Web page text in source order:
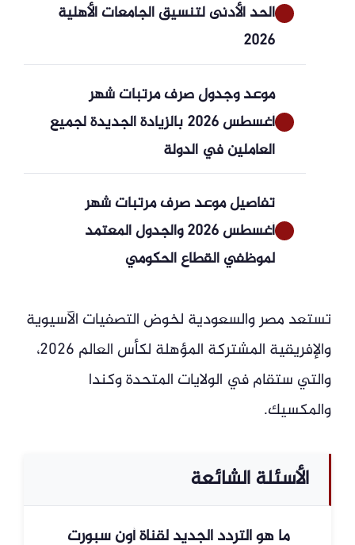
الحد الأدنى لتنسيق الجامعات الأهلية
2026
موعد وجدول صرف مرتبات شهر
أغسطس 2026 بالزيادة الجديدة لجميع
العاملين في الدولة
تفاصيل موعد صرف مرتبات شهر
أغسطس 2026 والجدول المعتمد
لموظفي القطاع الحكومي
تستعد مصر والسعودية لخوض التصفيات الآسيوية
والإفريقية المشتركة المؤهلة لكأس العالم 2026،
والتي ستقام في الولايات المتحدة وكندا
والمكسيك.
الأسئلة الشائعة
ما هو التردد الجديد لقناة أون سبورت